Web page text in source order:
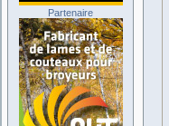
Partenaire